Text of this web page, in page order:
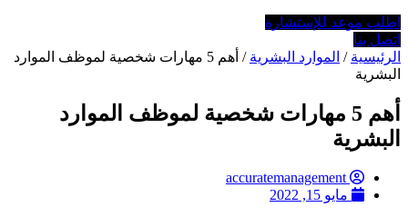
اطلب موعد للإستشارة
اتصل بنا
الرئيسية / الموارد البشرية
/ أهم 5 مهارات شخصية لموظف الموارد
البشرية
أهم 5 مهارات شخصية لموظف الموارد
البشرية
accuratemanagement
مايو 15, 2022